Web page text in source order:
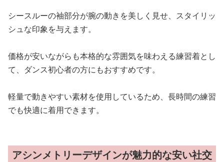
シースルーの袖部分が腕の動きを美しく見せ、スタイリッ
シュな印象を与えます。
価格が安いながらも本格的な雰囲気を味わえる練習着とし
て、ダンス初心者の方にもおすすめです。
軽量で動きやすい素材を使用しているため、長時間の練習
でも快適に着用できます。
アシンメトリーデザインが魅力的な安い社交